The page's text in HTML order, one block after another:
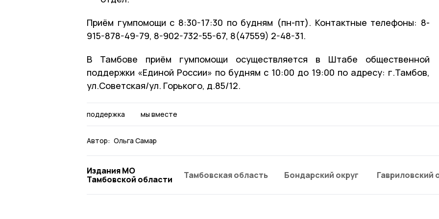
Приём гумпомощи с 8:30-17:30 по будням (пн-пт). Контактные телефоны: 8-
915-878-49-79, 8-902-732-55-67, 8(47559) 2-48-31.
В Тамбове приём гумпомощи осуществляется в Штабе общественной
поддержки «Единой России» по будням с 10:00 до 19:00 по адресу: г.Тамбов,
ул.Советская/ул. Горького, д.85/12.
поддержка мы вместе
Автор: Ольга Самар
Издания МО
Тамбовской области
Тамбовская область Бондарский округ Гавриловский